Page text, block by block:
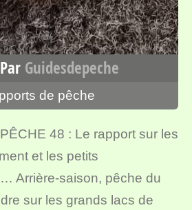
Guidesdepeche
de pêche
48 : Le rapport sur les
et les petits
Arrière-saison, pêche du
sur les grands lacs de